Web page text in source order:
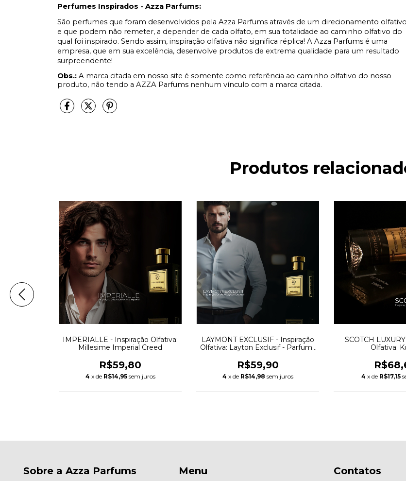
Perfumes Inspirados - Azza Parfums:
São perfumes que foram desenvolvidos pela Azza Parfums através de um direcionamento olfativo
e que podem não remeter, a depender de cada olfato, em sua totalidade ao caminho olfativo do
qual foi inspirado. Sendo assim, inspiração olfativa não significa réplica! A Azza Parfums é uma
empresa, que em sua excelência, desenvolve produtos de extrema qualidade para um resultado
surpreendente!
Obs.: A marca citada em nosso site é somente como referência ao caminho olfativo do nosso
produto, não tendo a AZZA Parfums nenhum vínculo com a marca citada.
Produtos
IMPERIALLE - Inspiração Olfativa:
Millesime Imperial Creed
R$59,80
4 x de R$14,95 sem juros
LAYMONT EXCLUSIF - Inspiração
Olfativa: Layton Exclusif - Parfums
R$59,90
4 x de R$14,98 sem juros
SCOTCH
Olfativa:
4 x de R$17,15
Sobre a Azza Parfums Menu Contatos